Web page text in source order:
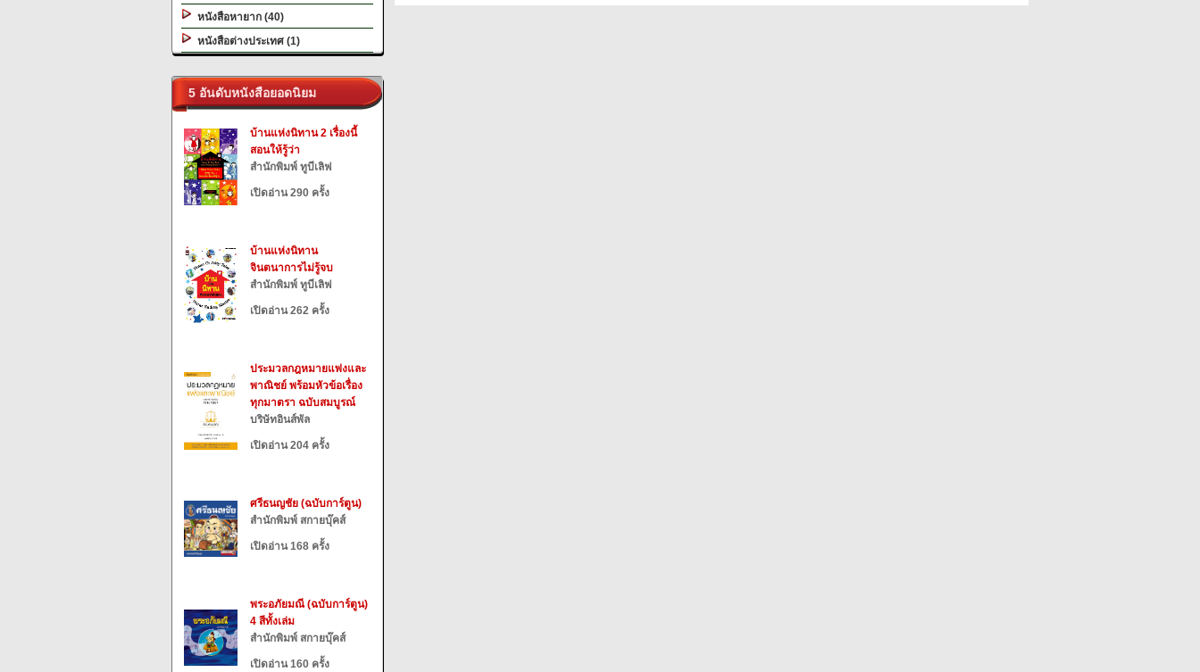
หนังสือหายาก (40)
หนังสือต่างประเทศ (1)
5 อันดับหนังสือยอดนิยม
บ้านแห่งนิทาน 2 เรื่องนี้
สอนให้รู้ว่า
สำนักพิมพ์ ทูบีเลิฟ
เปิดอ่าน 290 ครั้ง
บ้านแห่งนิทาน
จินตนาการไม่รู้จบ
สำนักพิมพ์ ทูบีเลิฟ
เปิดอ่าน 262 ครั้ง
ประมวลกฎหมายแพ่งและ
พาณิชย์ พร้อมหัวข้อเรื่อง
ทุกมาตรา ฉบับสมบูรณ์
บริษัทอินส์พัล
เปิดอ่าน 204 ครั้ง
ศรีธนญชัย (ฉบับการ์ตูน)
สำนักพิมพ์ สกายบุ๊คส์
เปิดอ่าน 168 ครั้ง
พระอภัยมณี (ฉบับการ์ตูน)
4 สีทั้งเล่ม
สำนักพิมพ์ สกายบุ๊คส์
เปิดอ่าน 160 ครั้ง